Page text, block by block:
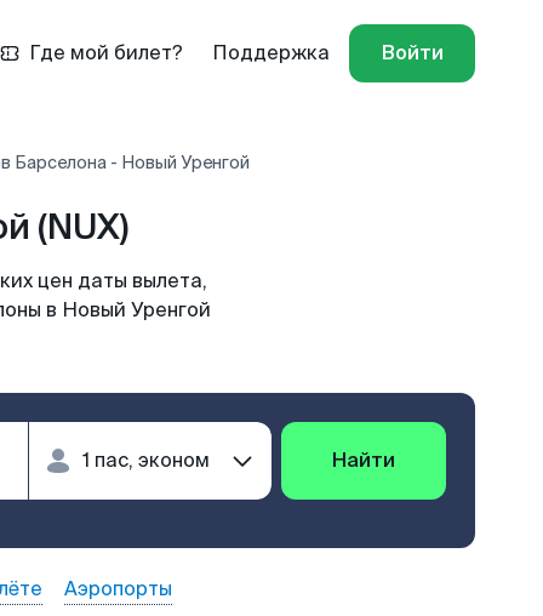
Где мой билет? Поддержка Войти
Барселона - Новый Уренгой
(NUX)
цен даты вылета,
в Новый Уренгой
Найти
Аэропорты